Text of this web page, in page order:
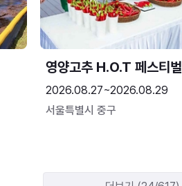
영양고추 H.O.T 페스티벌
2026.08.27~2026.08.29
서울특별시 중구